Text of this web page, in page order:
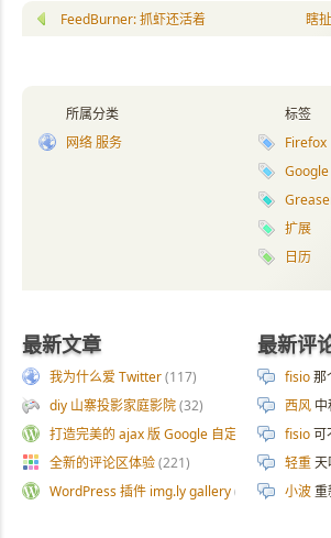
FeedBurner: 抓虾还活着！ 瞎
标签
Firefox
Google
扩展
日历
所属分类
网络 服务
最新文章
我为什么爱 Twitter(117)
diy 山寨投影家庭影院(32)
打造完美的 ajax 版 Google 自定义搜索 (187)
全新的评论区体验(221)
WordPress 插件 img.ly gallery(54)
最新评
fisio那
西风
fisio可
轻重天
小波重